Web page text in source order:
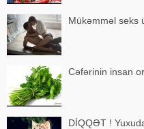
Mükəmməl seks
Cəfərinin insan
DİQQƏT !